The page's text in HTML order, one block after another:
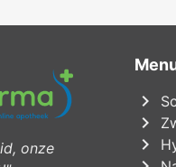
onze
chevron_right
chevron_right
chevron_right